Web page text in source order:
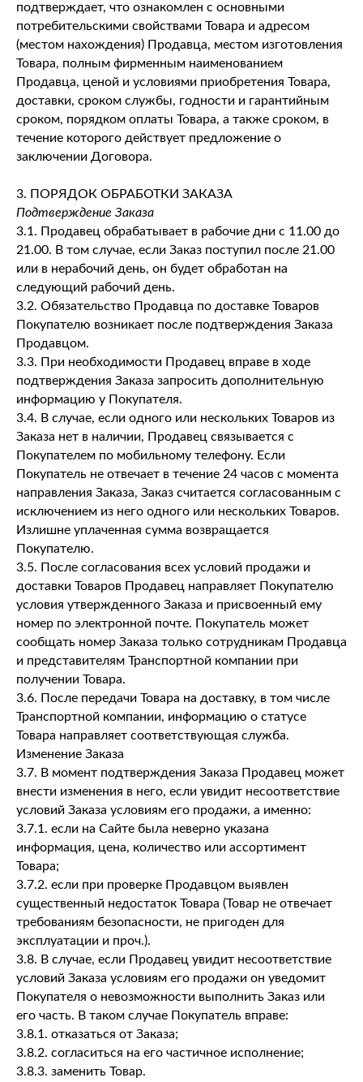
подтверждает, что ознакомлен с основными
потребительскими свойствами Товара и адресом
(местом нахождения) Продавца, местом изготовления
Товара, полным фирменным наименованием
Продавца, ценой и условиями приобретения Товара,
доставки, сроком службы, годности и гарантийным
сроком, порядком оплаты Товара, а также сроком, в
течение которого действует предложение о
заключении Договора.
3. ПОРЯДОК ОБРАБОТКИ ЗАКАЗА
Подтверждение Заказа
3.1. Продавец обрабатывает в рабочие дни с 11.00 до
21.00. В том случае, если Заказ поступил после 21.00
или в нерабочий день, он будет обработан на
следующий рабочий день.
3.2. Обязательство Продавца по доставке Товаров
Покупателю возникает после подтверждения Заказа
Продавцом.
3.3. При необходимости Продавец вправе в ходе
подтверждения Заказа запросить дополнительную
информацию у Покупателя.
3.4. В случае, если одного или нескольких Товаров из
Заказа нет в наличии, Продавец связывается с
Покупателем по мобильному телефону. Если
Покупатель не отвечает в течение 24 часов с момента
направления Заказа, Заказ считается согласованным с
исключением из него одного или нескольких Товаров.
Излишне уплаченная сумма возвращается
Покупателю.
3.5. После согласования всех условий продажи и
доставки Товаров Продавец направляет Покупателю
условия утвержденного Заказа и присвоенный ему
номер по электронной почте. Покупатель может
сообщать номер Заказа только сотрудникам Продавца
и представителям Транспортной компании при
получении Товара.
3.6. После передачи Товара на доставку, в том числе
Транспортной компании, информацию о статусе
Товара направляет соответствующая служба.
Изменение Заказа
3.7. В момент подтверждения Заказа Продавец может
внести изменения в него, если увидит несоответствие
условий Заказа условиям его продажи, а именно:
3.7.1. если на Сайте была неверно указана
информация, цена, количество или ассортимент
Товара;
3.7.2. если при проверке Продавцом выявлен
существенный недостаток Товара (Товар не отвечает
требованиям безопасности, не пригоден для
эксплуатации и проч.).
3.8. В случае, если Продавец увидит несоответствие
условий Заказа условиям его продажи он уведомит
Покупателя о невозможности выполнить Заказ или
его часть. В таком случае Покупатель вправе:
3.8.1. отказаться от Заказа;
3.8.2. согласиться на его частичное исполнение;
3.8.3. заменить Товар.